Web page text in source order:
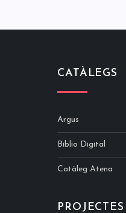
CATÀLEGS
Argus
Biblio Digital
Catàleg Atena
PROJECTES